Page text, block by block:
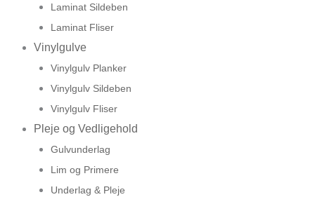
Laminat Sildeben
Laminat Fliser
Vinylgulve
Vinylgulv Planker
Vinylgulv Sildeben
Vinylgulv Fliser
Pleje og Vedligehold
Gulvunderlag
Lim og Primere
Underlag & Pleje